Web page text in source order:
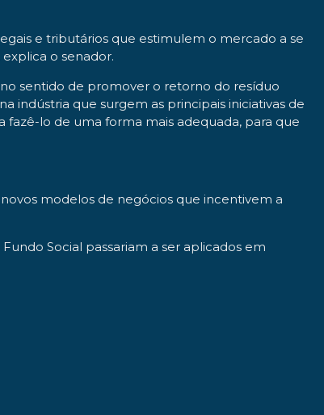
e tributários que estimulem o mercado a se
o senador.
sentido de promover o retorno do resíduo
indústria que surgem as principais iniciativas de
fazê-lo de uma forma mais adequada, para que
modelos de negócios que incentivem a
Social passariam a ser aplicados em